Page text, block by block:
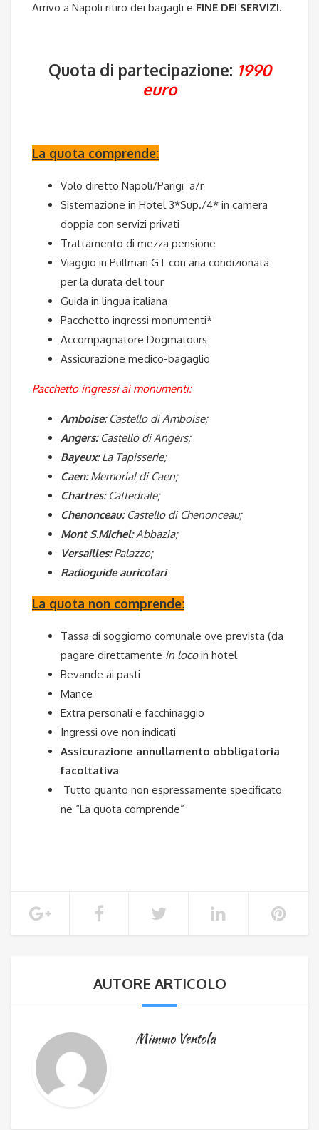
Arrivo a Napoli ritiro dei bagagli e FINE DEI SERVIZI.
Quota di partecipazione: 1990
euro
La quota comprende:
Volo diretto Napoli/Parigi a/r
Sistemazione in Hotel 3*Sup./4* in camera
doppia con servizi privati
Trattamento di mezza pensione
Viaggio in Pullman GT con aria condizionata
per la durata del tour
Guida in lingua italiana
Pacchetto ingressi monumenti*
Accompagnatore Dogmatours
Assicurazione medico-bagaglio
Pacchetto ingressi ai monumenti:
Amboise:Castello di Amboise;
Angers:Castello di Angers;
Bayeux:La Tapisserie;
Caen:Memorial di Caen;
Chartres:Cattedrale;
Chenonceau:Castello di Chenonceau;
Mont S.Michel:Abbazia;
Versailles:Palazzo;
Radioguide auricolari
La quota non comprende:
Tassa di soggiorno comunale ove prevista (da
pagare direttamente in locoin hotel
Bevande ai pasti
Mance
Extra personali e facchinaggio
Ingressi ove non indicati
Assicurazione annullamento obbligatoria
facoltativa
Tutto quanto non espressamente specificato
ne “La quota comprende”
AUTORE ARTICOLO
Mimmo Ventola